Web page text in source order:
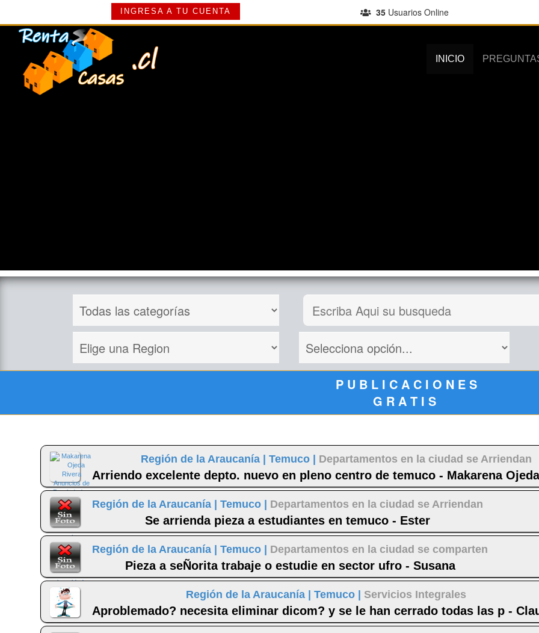
INGRESA A TU CUENTA 35Usuarios Online
INICIO
P U B L I C A C I O N E S
G R A T I S
Región de la Araucanía | Temuco | Departamentos en la ciudad se Arriendan
Arriendo excelente depto. nuevo en pleno centro de temuco - Makarena
Región de la Araucanía |Temuco | Departamentos en la ciudad se Arriendan
Se arrienda pieza a estudiantes en temuco - Ester
Región de la Araucanía |Temuco | Departamentos en la ciudad se comparten
Pieza a seÑorita trabaje o estudie en sector ufro - Susana
Región de la Araucanía | Temuco | Servicios Integrales
Aproblemado? necesita eliminar dicom? y se le han cerrado todas las p -